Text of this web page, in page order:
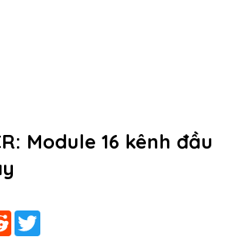
Module 16 kênh đầu
Reddit